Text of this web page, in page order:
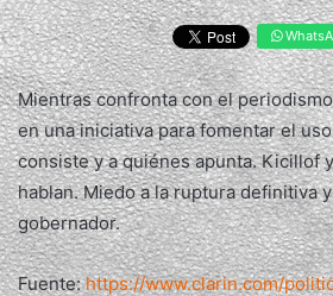
Mientras confronta con el
en una iniciativa para fomentar el
consiste y a quiénes apunta. Kicillof
hablan. Miedo a la ruptura definitiva
gobernador.
Fuente:https://www.clarin.com/